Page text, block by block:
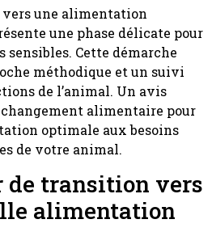
une alimentation
une phase délicate pour
sensibles. Cette démarche
méthodique et un suivi
de l’animal. Un avis
alimentaire pour
optimale aux besoins
de votre animal.
de transition vers
alimentation